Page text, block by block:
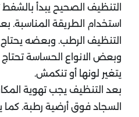
التنظيف الصحيح يبدأ
استخدام الطريقة المناسبة.
التنظيف الرطب. وبعضه
وبعض الانواع الحساسة
يتغير لونها أو تنكمش.
بعد التنظيف يجب تهوية
السجاد فوق أرضية رطبة.